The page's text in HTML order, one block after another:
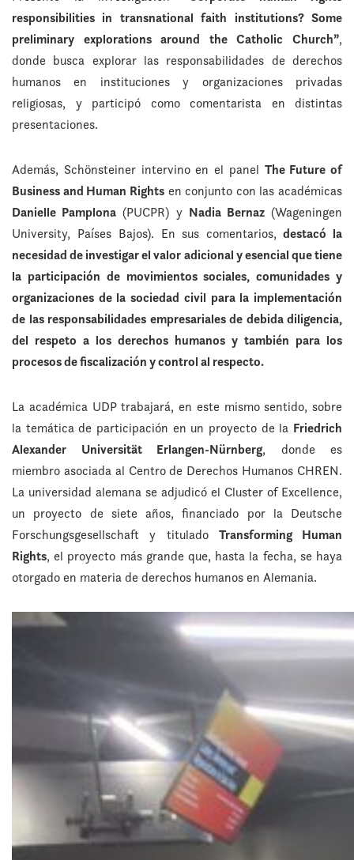
responsibilities in transnational faith institutions? Some
preliminary explorations around the Catholic Church”,
donde busca explorar las responsabilidades de derechos
humanos en instituciones y organizaciones privadas
religiosas, y participó como comentarista en distintas
presentaciones.
Además, Schönsteiner intervino en el panel The Future of
Business and Human Rightsen conjunto con las académicas
Danielle Pamplona (PUCPR) y Nadia Bernaz(Wageningen
University, Países Bajos). En sus comentarios, destacó la
necesidad de investigar el valor adicional y esencial que tiene
la participación de movimientos sociales, comunidades y
organizaciones de la sociedad civil para la implementación
de las responsabilidades empresariales de debida diligencia,
del respeto a los derechos humanos y también para los
procesos de fiscalización y control al respecto.
La académica UDP trabajará, en este mismo sentido, sobre
la temática de participación en un proyecto de la Friedrich
Alexander Universität Erlangen-Nürnberg, donde es
miembro asociada al Centro de Derechos Humanos CHREN.
La universidad alemana se adjudicó el Cluster of Excellence,
un proyecto de siete años, financiado por la Deutsche
Forschungsgesellschaft y titulado Transforming Human
Rights, el proyecto más grande que, hasta la fecha, se haya
otorgado en materia de derechos humanos en Alemania.